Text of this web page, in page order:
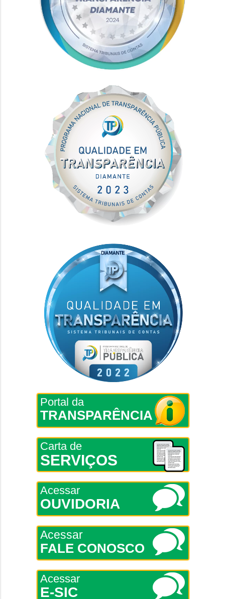
Portal da
TRANSPARÊNCIA
Carta de
SERVIÇOS
Acessar
OUVIDORIA
Acessar
FALE CONOSCO
Acessar
E-SIC